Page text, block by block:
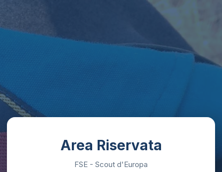
Area Riservata
FSE - Scout d'Europa